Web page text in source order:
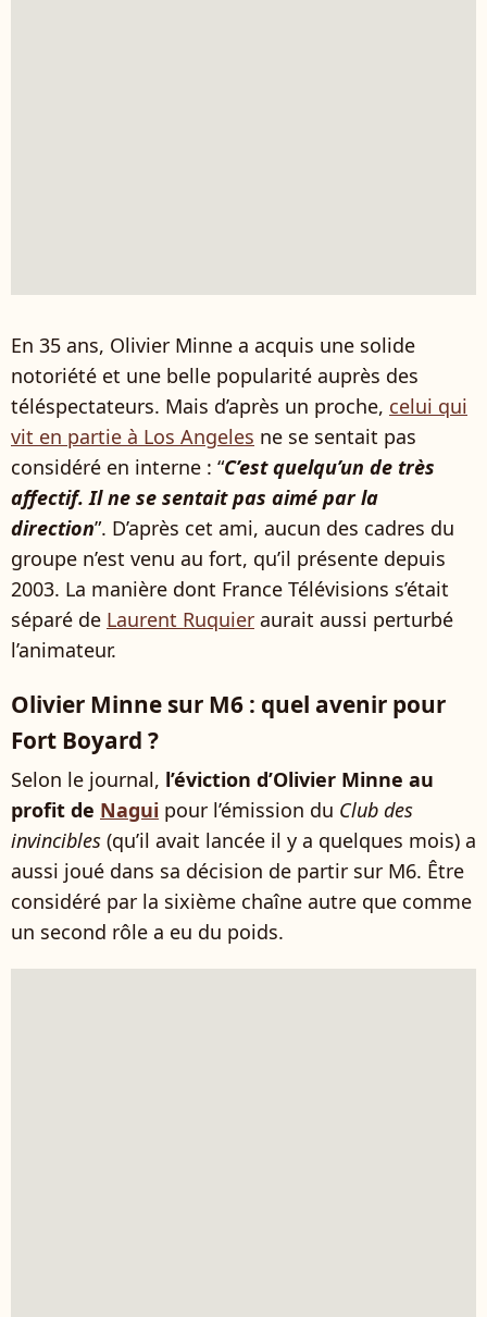
En 35 ans, Olivier Minne a acquis une solide
notoriété et une belle popularité auprès des
téléspectateurs. Mais d’après un proche, celui qui
vit en partie à Los Angeles ne se sentait pas
considéré en interne : “C’est quelqu’un de très
affectif. Il ne se sentait pas aimé par la
direction”. D’après cet ami, aucun des cadres du
groupe n’est venu au fort, qu’il présente depuis
2003. La manière dont France Télévisions s’était
séparé de Laurent Ruquier aurait aussi perturbé
l’animateur.
Olivier Minne sur M6 : quel avenir pour
Fort Boyard ?
Selon le journal, l’éviction d’Olivier Minne au
profit de Nagui pour l’émission du Club des
invincibles (qu’il avait lancée il y a quelques mois) a
aussi joué dans sa décision de partir sur M6. Être
considéré par la sixième chaîne autre que comme
un second rôle a eu du poids.